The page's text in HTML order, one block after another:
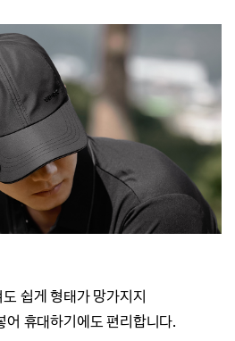
쉽게 형태가 망가지지
어 휴대하기에도 편리합니다.